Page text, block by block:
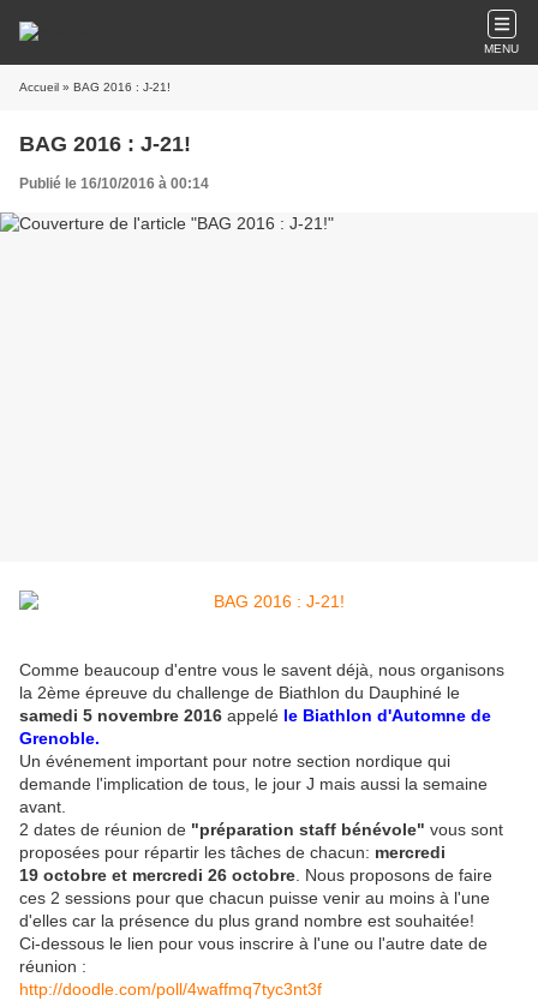
MENU
Accueil » BAG 2016 : J-21!
BAG 2016 : J-21!
Publié le 16/10/2016 à 00:14
Comme beaucoup d'entre vous le savent déjà, nous organisons
la 2ème épreuve du challenge de Biathlon du Dauphiné le
samedi 5 novembre 2016 appelé le Biathlon d'Automne de
Grenoble.
Un événement important pour notre section nordique qui
demande l'implication de tous, le jour J mais aussi la semaine
avant.
2 dates de réunion de "préparation staff bénévole" vous sont
proposées pour répartir les tâches de chacun: mercredi
19 octobre et mercredi 26 octobre . Nous proposons de faire
ces 2 sessions pour que chacun puisse venir au moins à l'une
d'elles car la présence du plus grand nombre est souhaitée!
Ci-dessous le lien pour vous inscrire à l'une ou l'autre date de
réunion :
http://doodle.com/poll/4waffmq7tyc3nt3f